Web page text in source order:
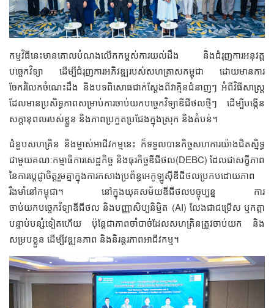
កម្មវិធីនេះមានគោលបំណងលើកកម្ពស់ការយល់ដឹង និងជំរុញការអនុវត្ត
បច្ចេកវិទ្យា ដើម្បីជំរុញការអភិវឌ្ឍរបស់សហគ្រាសកម្ពុជា ដោយមានការ
ចែករំលែកចំណេះដឹង និងបទពិសោធជាក់ស្ដែងពីវាគ្មិនជំនាញៗ អំពីវិធីសាស្រ្ត
ដែលមានប្រសិទ្ធភាពសម្រាប់ការចាប់យកបច្ចេកវិទ្យាឌីជីថលថ្មីៗ ដើម្បីបង្កើន
សក្ដានុពលរបស់ខ្លួន និងភាពប្រកួតប្រជែងក្នុងស្រុក និងតំបន់។
ជំនួបសហគ្រិន និងម្ចាស់អាជីវកម្មនេះ ក៏ទទួលបានកិច្ចសហការយ៉ាងជិតស្និទ្ធ
ជាមួយគណៈកម្មាធិការសេដ្ឋកិច្ច និងធុរកិច្ចឌីជីថល(DEBC) ដែលជាសក្ខីភាព
នៃការប្តេជ្ញាចិត្តរួមគ្នាក្នុងការកសាងប្រព័ន្ធអេកូឡូស៊ីឌីជីថលប្រកបដោយភាព
រឹងមាំនៅកម្ពុជា។ នៅក្នុងយុគសម័យឌីជីថលបច្ចុប្បន្ន ការ
ចាប់យកបច្ចេកវិទ្យាឌីជីថល និងបញ្ញាសិប្បនិម្មិត (AI) លែងជាជម្រើស ឬកត្តា
បន្ទាប់បន្សំទៀតហើយ ប៉ុន្តែជាភាពចាំបាច់ដែលសហគ្រិនត្រូវចាប់យក និង
សម្របខ្លួន ដើម្បីវឌ្ឍនភាព និងនិរន្តរភាពអាជីវកម្ម។